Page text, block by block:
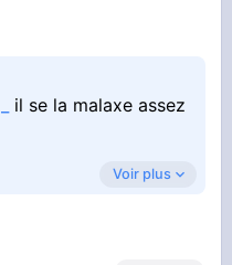
il se la malaxe assez
Voir plus